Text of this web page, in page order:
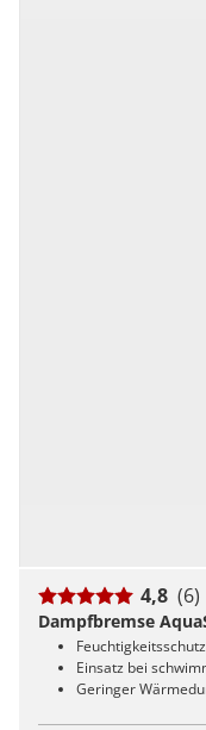
4,8 (6)
Dampfbremse
Einsatz bei
Geringer